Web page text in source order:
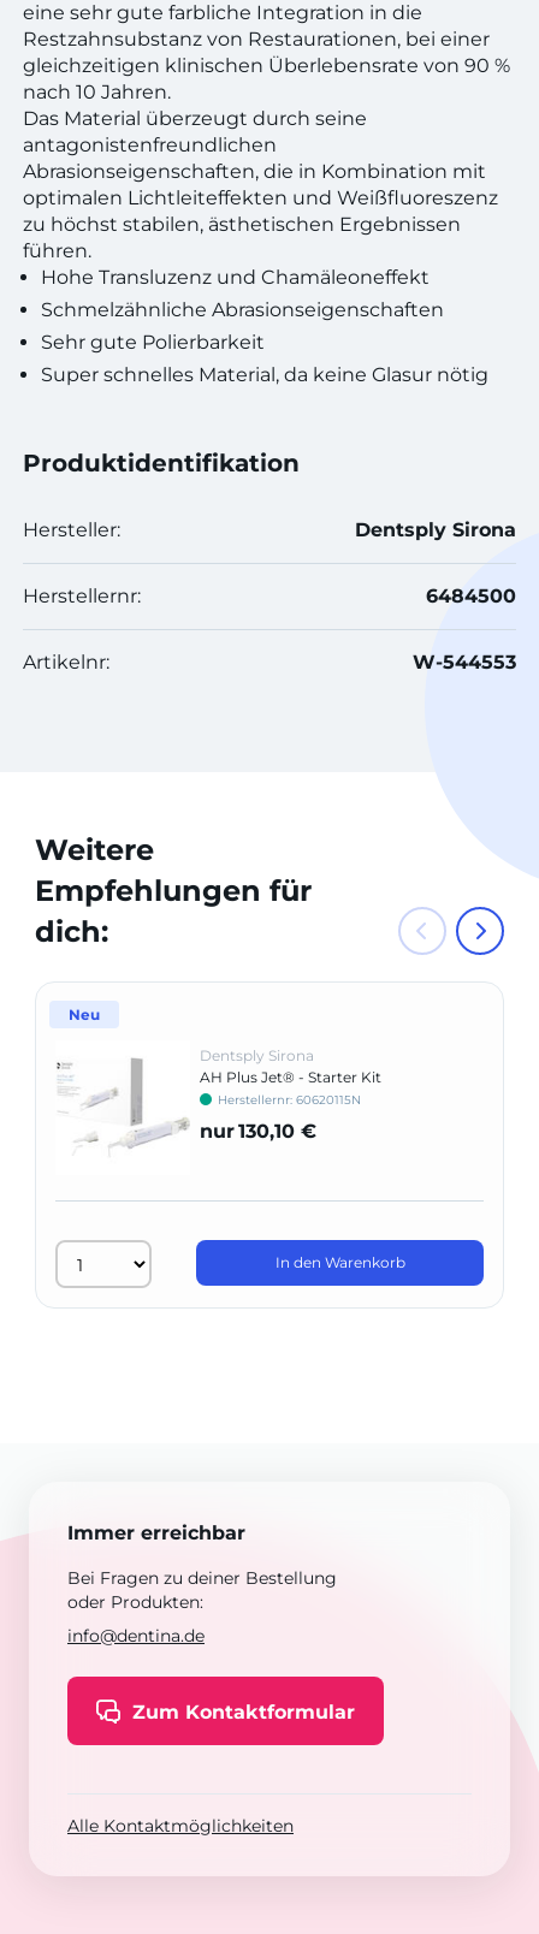
eine sehr gute farbliche Integration in die
Restzahnsubstanz von Restaurationen, bei einer
gleichzeitigen klinischen Überlebensrate von 90 %
nach 10 Jahren.
Das Material überzeugt durch seine
antagonistenfreundlichen
Abrasionseigenschaften, die in Kombination mit
optimalen Lichtleiteffekten und Weißfluoreszenz
zu höchst stabilen, ästhetischen Ergebnissen
führen.
Hohe Transluzenz und Chamäleoneffekt
Schmelzähnliche Abrasionseigenschaften
Sehr gute Polierbarkeit
Super schnelles Material, da keine Glasur nötig
Produktidentifikation
Hersteller: Dentsply Sirona
Herstellernr: 6484500
Artikelnr: W-544553
Weitere
Empfehlungen für
dich:
Neu
Dentsply Sirona
AH Plus Jet® - Starter Kit
Herstellernr: 60620115N
nur130,10 €
In den Warenkorb
Immer erreichbar
Bei Fragen zu deiner Bestellung
oder Produkten:
info@dentina.de
Zum Kontaktformular
Alle Kontaktmöglichkeiten